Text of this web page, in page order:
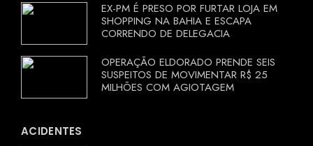
EX-PM É PRESO POR FURTAR LOJA EM
SHOPPING NA BAHIA E ESCAPA
CORRENDO DE DELEGACIA
OPERAÇÃO ELDORADO PRENDE SEIS
SUSPEITOS DE MOVIMENTAR R$ 25
MILHÕES COM AGIOTAGEM
ACIDENTES